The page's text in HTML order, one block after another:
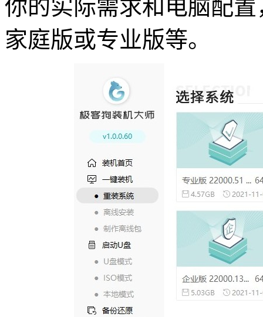
你的实际需求和电脑配
家庭版或专业版等。